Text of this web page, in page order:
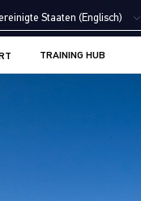
Staaten (Englisch)
TRAINING HUB